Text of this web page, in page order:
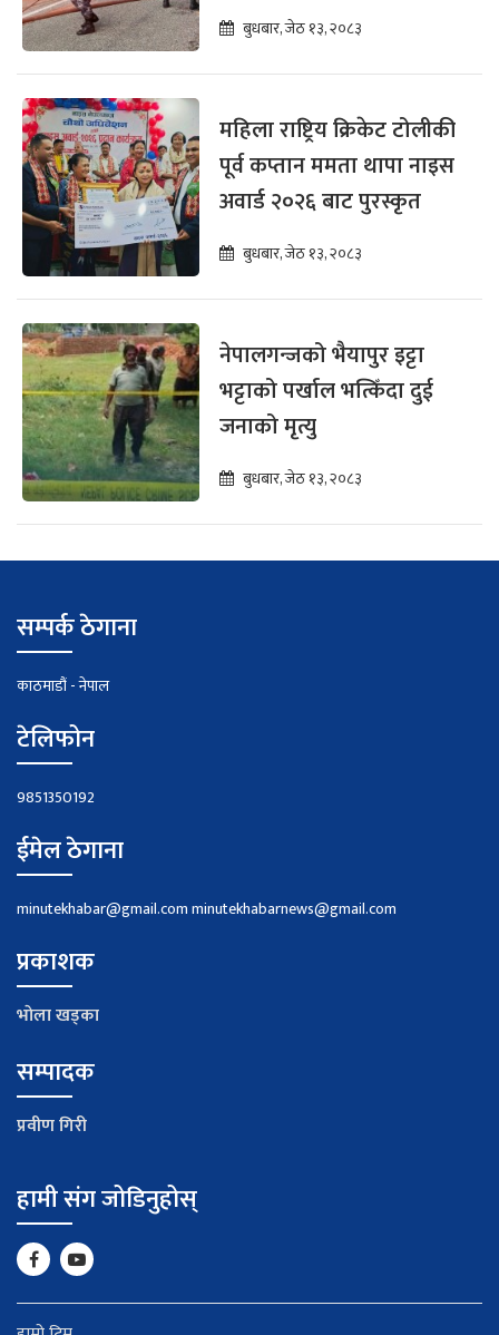
बुधबार, जेठ १३, २०८३
महिला राष्ट्रिय क्रिकेट टोलीकी
पूर्व कप्तान ममता थापा नाइस
अवार्ड २०२६ बाट पुरस्कृत
बुधबार, जेठ १३, २०८३
नेपालगन्जको भैयापुर इट्टा
भट्टाको पर्खाल भत्किँदा दुई
जनाको मृत्यु
बुधबार, जेठ १३, २०८३
सम्पर्क ठेगाना
काठमाडौं - नेपाल
टेलिफोन
9851350192
ईमेल ठेगाना
minutekhabar@gmail.comminutekhabarnews@gmail.com
प्रकाशक
भाेला खड्का
सम्पादक
प्रवीण गिरी
हामी संग जोडिनुहोस्